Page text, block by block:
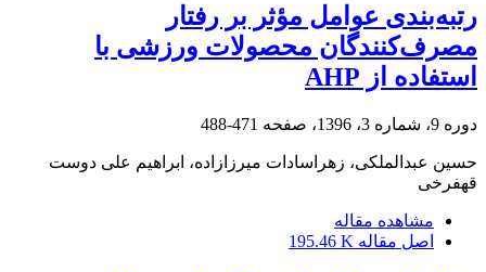
رتبه‌بندی عوامل مؤثر بر رفتار
مصرف‌کنندگان محصولات ورزشی با
استفاده از AHP
دوره 9، شماره 3، 1396، صفحه 471-488
حسین عبدالملکی، زهراسادات میرزازاده، ابراهیم علی دوست
قهفرخی
مشاهده مقاله
اصل مقاله 195.46 K